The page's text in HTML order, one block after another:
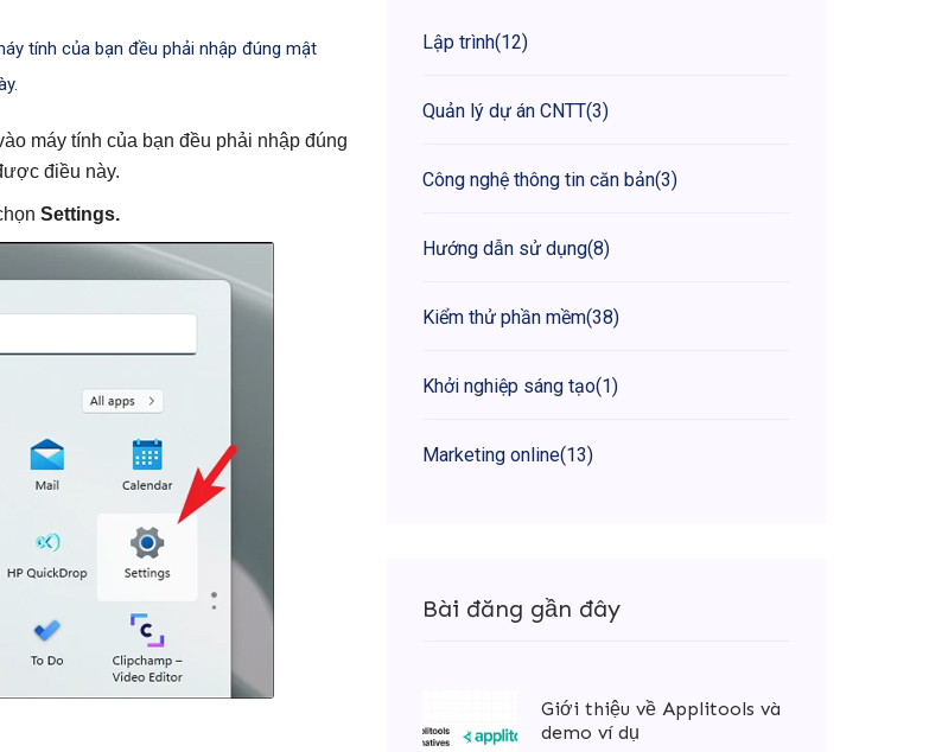
tính của bạn đều phải nhập đúng mật
máy tính của bạn đều phải nhập đúng
điều này.
Settings.
Lập trình(12)
Quản lý dự án CNTT(3)
Công nghệ thông tin căn bản(3)
Hướng dẫn sử dụng(8)
Kiểm thử phần mềm(38)
Khởi nghiệp sáng tạo(1)
Marketing online(13)
Bài đăng gần đây
Giới thiệu về Applitools và
demo ví dụ